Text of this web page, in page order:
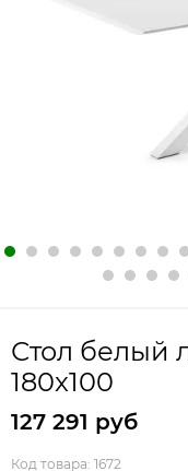
Стол белый
180x100
127 291 руб
Код товара: 1672